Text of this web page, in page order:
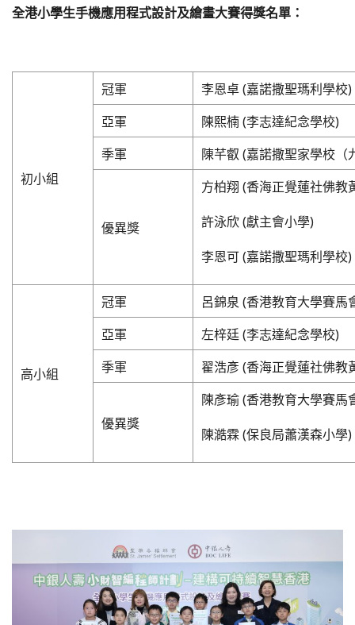
全港小學生手機應用程式設計及繪畫大賽得獎名單：
初小組
冠軍
李恩卓 (嘉諾撒聖瑪利學校)
亞軍
陳熙楠 (李志達紀念學校)
季軍
陳芊叡 (嘉諾撒聖家學校（
優異獎
方柏翔 (香海正覺蓮社佛教
許泳欣 (獻主會小學)
李恩可 (嘉諾撒聖瑪利學校)
高小組
冠軍
呂錦泉 (香港教育大學賽馬
亞軍
左梓廷 (李志達紀念學校)
季軍
翟浩彥 (香海正覺蓮社佛教
優異獎
陳彥瑜 (香港教育大學賽馬
陳澔霖 (保良局蕭漢森小學)